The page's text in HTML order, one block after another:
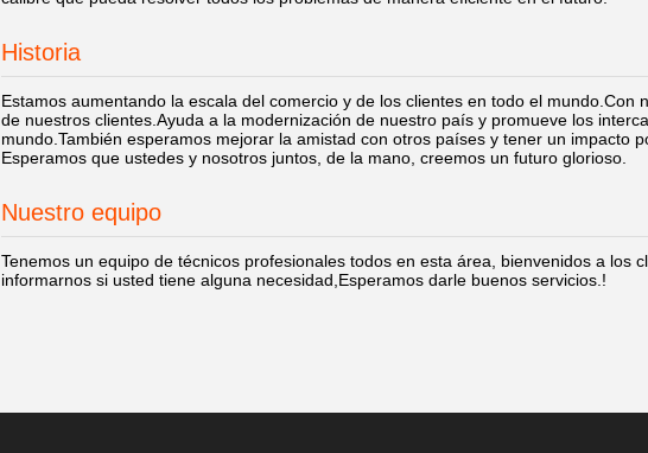
Historia
Estamos aumentando la escala del comercio y de los clientes en todo el
de nuestros clientes.Ayuda a la modernización de nuestro país y promueve los
mundo.También esperamos mejorar la amistad con otros países y tener un impacto
Esperamos que ustedes y nosotros juntos, de la mano, creemos un futuro glorioso.
Nuestro equipo
Tenemos un equipo de técnicos profesionales todos en esta área, bienvenidos a los
informarnos si usted tiene alguna necesidad,Esperamos darle buenos servicios.!